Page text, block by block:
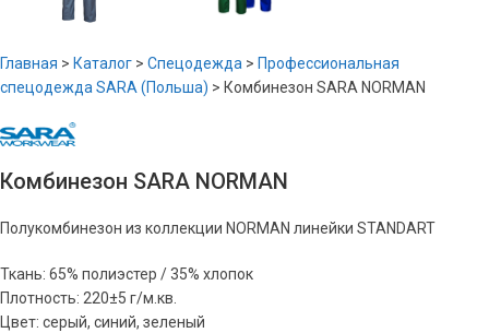
Главная > Каталог > Спецодежда > Профессиональная
спецодежда SARA (Польша) > Комбинезон SARA NORMAN
Комбинезон SARA NORMAN
Полукомбинезон из коллекции NORMAN линейки STANDART
Ткань: 65% полиэстер / 35% хлопок
Плотность: 220±5 г/м.кв.
Цвет: серый, синий, зеленый